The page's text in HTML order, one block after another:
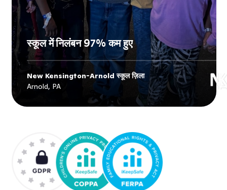
स्कूल में निलंबन 97% कम हुए
New Kensington-Arnold स्कूल ज़िला
Arnold, PA
ExploreNew Kensington-Arnold स्कूल
ज़िला 's story